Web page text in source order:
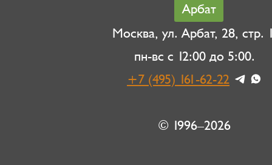
Арбат
Москва, ул. Арбат, 28, стр.
пн-вс с 12:00 до 5:00.
+7 (495) 161-62-22
© 1996–2026